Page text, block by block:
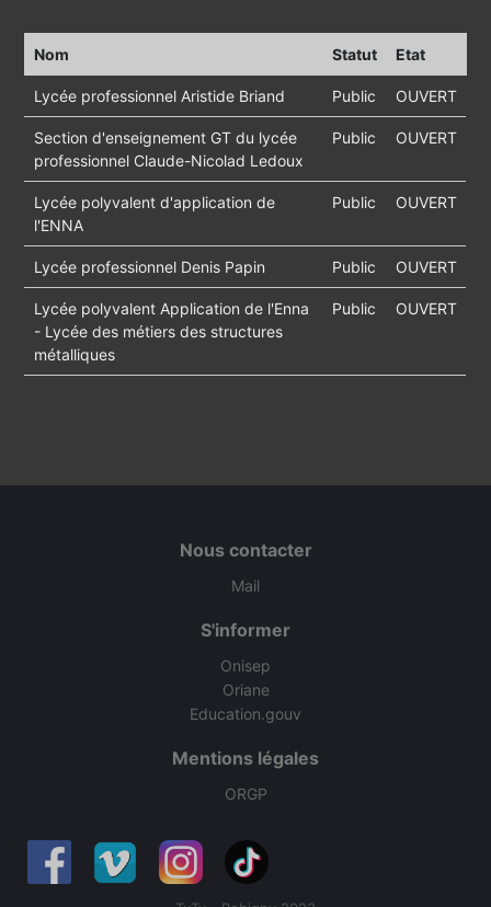
Nom Statut Etat
Lycée professionnel Aristide Briand Public OUVERT
Section d'enseignement GT du lycée
professionnel Claude-Nicolad Ledoux
Public OUVERT
Lycée polyvalent d'application de
l'ENNA
Public OUVERT
Lycée professionnel Denis Papin Public OUVERT
Lycée polyvalent Application de l'Enna
- Lycée des métiers des structures
métalliques
Public OUVERT
Nous contacter
Mail
S'informer
Onisep
Oriane
Education.gouv
Mentions légales
ORGP